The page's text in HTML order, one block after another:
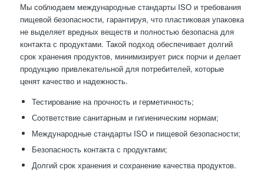
Мы соблюдаем международные стандарты ISO и требования
пищевой безопасности, гарантируя, что пластиковая упаковка
не выделяет вредных веществ и полностью безопасна для
контакта с продуктами. Такой подход обеспечивает долгий
срок хранения продуктов, минимизирует риск порчи и делает
продукцию привлекательной для потребителей, которые
ценят качество и надежность.
Тестирование на прочность и герметичность;
Соответствие санитарным и гигиеническим нормам;
Международные стандарты ISO и пищевой безопасности;
Безопасность контакта с продуктами;
Долгий срок хранения и сохранение качества продуктов.